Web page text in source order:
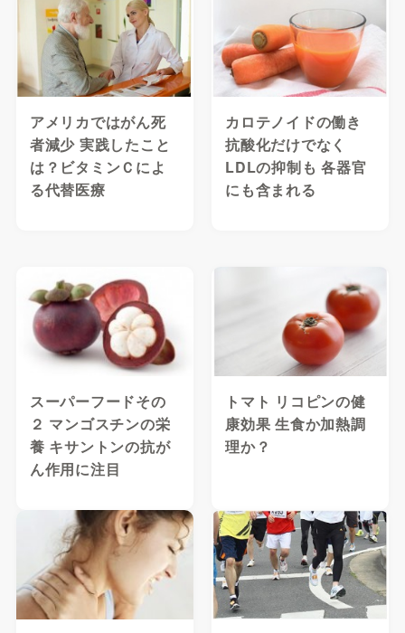
アメリカではがん死
者減少 実践したこと
は？ビタミンＣによ
る代替医療
カロテノイドの働き
抗酸化だけでなく
LDLの抑制も 各器官
にも含まれる
スーパーフードその
２ マンゴスチンの栄
養 キサントンの抗が
ん作用に注目
トマト リコピンの健
康効果 生食か加熱調
理か？